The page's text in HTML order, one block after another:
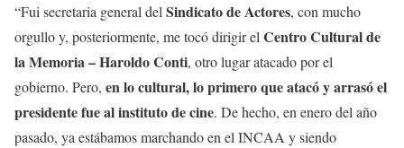
“Fui secretaria general delSindicato de Actores, con mucho
orgullo y, posteriormente, me tocó dirigir elCentro Cultural de
la Memoria – Haroldo Conti, otro lugar atacado por el
gobierno. Pero, en lo cultural, lo primero que atacó y arrasó el
presidente fue al instituto de cine. De hecho, en enero del año
pasado, ya estábamos marchando en el INCAA y siendo